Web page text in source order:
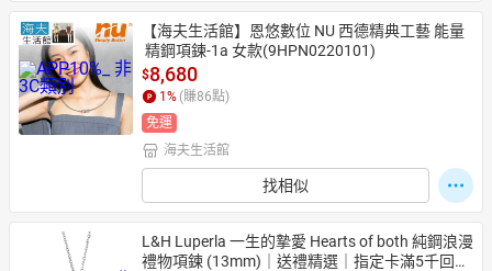
【海夫生活館】恩悠數位 NU 西德精典工藝 能量
精鋼項鍊-1a 女款(9HPN0220101)
$8,680
1 % (賺86點)
免運
海夫生活館
找相似
L&H Luperla 一生的摯愛 Hearts of both 純鋼浪漫
禮物項鍊 (13mm)｜送禮精選｜指定卡滿5千回饋